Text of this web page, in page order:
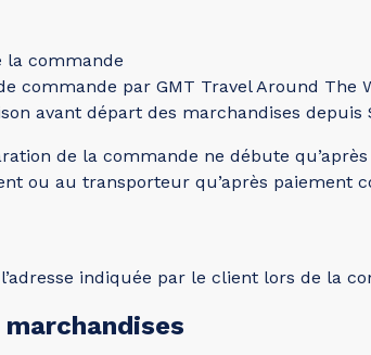
la commande
commande par GMT Travel Around The
avant départ des marchandises depuis
de la commande ne débute
ou au transporteur qu’après paiement
indiquée par le client lors de la